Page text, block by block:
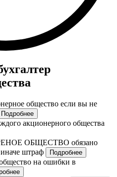
общество если вы не
Подробнее
акционерного общества
ОБЩЕСТВО обязано
штраф
Подробнее
на ошибки в